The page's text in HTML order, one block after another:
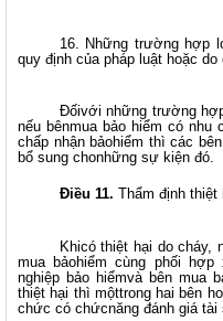
16. Những trường hợp
quy định của pháp luật hoặc do
Đốivới những trường
nếu bênmua bảo hiểm có nhu
chấp nhận bảohiểm thì các
bổ sung chonhững sự kiện đó.
Điều 11. Thẩm định thiệt
Khicó thiệt hại do cháy,
mua bảohiểm cùng phối
nghiệp bảo hiểmvà bên mua
thiệt hại thì mộttrong hai bên
chức có chứcnăng đánh giá tài